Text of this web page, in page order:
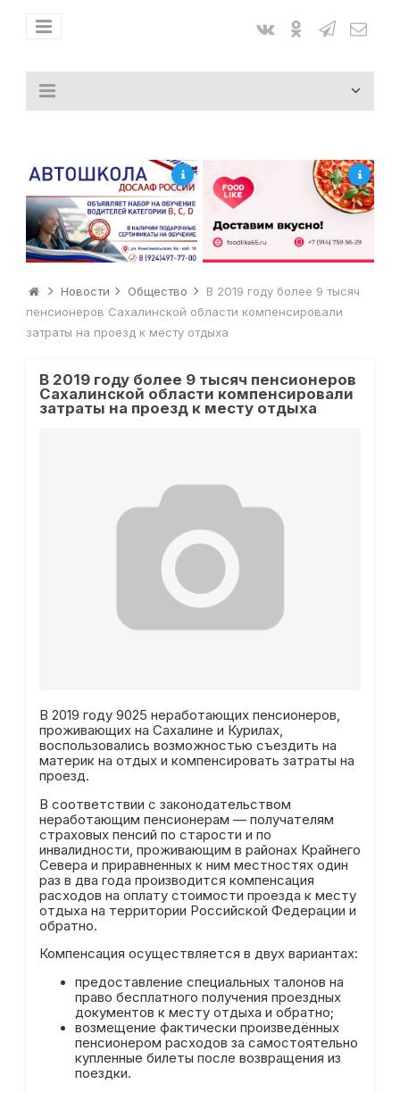
Новости Общество
В 2019 году более 9 тысяч
пенсионеров Сахалинской области компенсировали
затраты на проезд к месту отдыха
В 2019 году более 9 тысяч пенсионеров
Сахалинской области компенсировали
затраты на проезд к месту отдыха
В 2019 году 9025 неработающих пенсионеров,
проживающих на Сахалине и Курилах,
воспользовались возможностью съездить на
материк на отдых и компенсировать затраты на
проезд.
В соответствии с законодательством
неработающим пенсионерам — получателям
страховых пенсий по старости и по
инвалидности, проживающим в районах Крайнего
Севера и приравненных к ним местностях один
раз в два года производится компенсация
расходов на оплату стоимости проезда к месту
отдыха на территории Российской Федерации и
обратно.
Компенсация осуществляется в двух вариантах:
предоставление специальных талонов на
право бесплатного получения проездных
документов к месту отдыха и обратно;
возмещение фактически произведённых
пенсионером расходов за самостоятельно
купленные билеты после возвращения из
поездки.